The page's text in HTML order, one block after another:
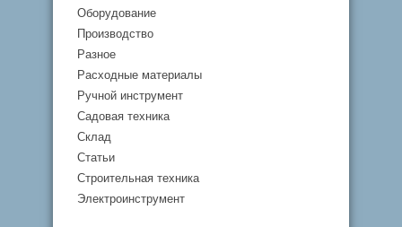
Оборудование
Производство
Разное
Расходные материалы
Ручной инструмент
Садовая техника
Склад
Статьи
Строительная техника
Электроинструмент